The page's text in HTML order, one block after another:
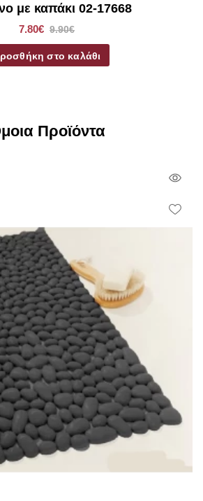
με καπάκι 02-17668
7.80€ 9.90€
στο καλάθι
Προϊόντα